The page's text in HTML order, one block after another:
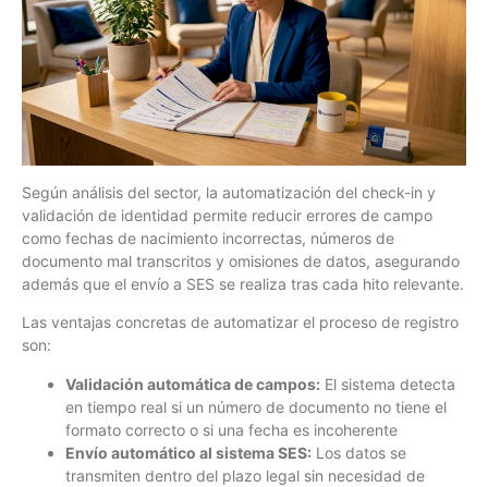
Según análisis del sector, la automatización del check-in y
validación de identidad permite reducir errores de campo
como fechas de nacimiento incorrectas, números de
documento mal transcritos y omisiones de datos, asegurando
además que el envío a SES se realiza tras cada hito relevante.
Las ventajas concretas de automatizar el proceso de registro
son:
Validación automática de campos: El sistema detecta
en tiempo real si un número de documento no tiene el
formato correcto o si una fecha es incoherente
Envío automático al sistema SES: Los datos se
transmiten dentro del plazo legal sin necesidad de